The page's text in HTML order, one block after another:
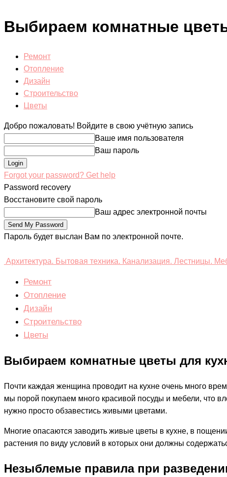
Выбираем комнатные
Ремонт
Отопление
Дизайн
Строительство
Цветы
Добро пожаловать! Войдите в свою учётную запись
Ваше имя пользователя
Ваш пароль
Forgot your password? Get help
Password recovery
Восстановите свой пароль
Ваш адрес электронной почты
Пароль будет выслан Вам по электронной почте.
Архитектура. Бытовая техника. Канализация. Лестницы.
Ремонт
Отопление
Дизайн
Строительство
Цветы
Выбираем комнатные цветы для
Почти каждая женщина проводит на кухне очень много
мы порой покупаем много красивой посуды и мебели, что
нужно просто обзавестись живыми цветами.
Многие опасаются заводить живые цветы в кухне, в
растения по виду условий в которых они должны
Незыблемые правила при